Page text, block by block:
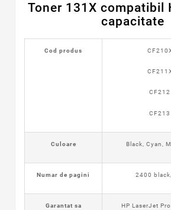
Toner 131X compatibil
capacitate
Cod produs
Culoare Black, Cyan,
Numar de pagini 2400
Garantat sa HP LaserJet